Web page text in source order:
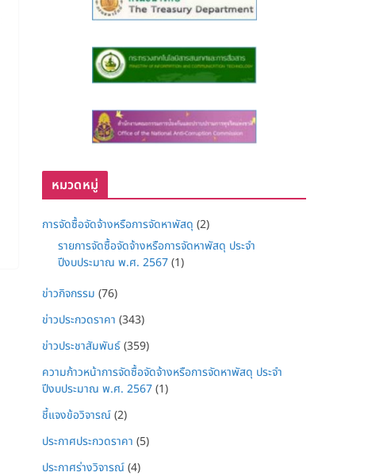
หมวดหมู่
การจัดซื้อจัดจ้างหรือการจัดหาพัสดุ (2)
รายการจัดซื้อจัดจ้างหรือการจัดหาพัสดุ ประจำ
ปีงบประมาณ พ.ศ. 2567(1)
ข่าวกิจกรรม (76)
ข่าวประกวดราคา (343)
ข่าวประชาสัมพันธ์(359)
ความก้าวหน้าการจัดซื้อจัดจ้างหรือการจัดหาพัสดุ ประจำ
ปีงบประมาณ พ.ศ. 2567(1)
ชี้แจงข้อวิจารณ์(2)
ประกาศประกวดราคา (5)
ประกาศร่างวิจารณ์(4)